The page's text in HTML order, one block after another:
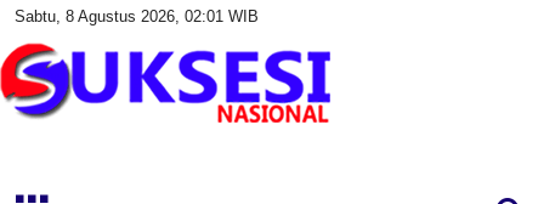
Sabtu, 8 Agustus 2026, 02:01 WIB